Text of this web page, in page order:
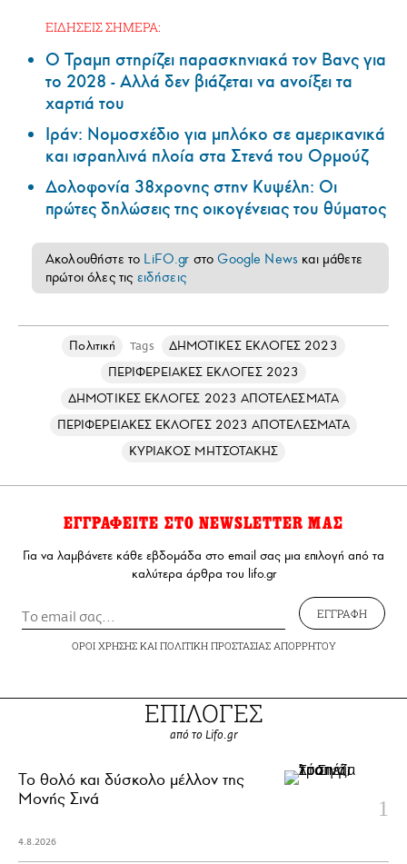
ΕΙΔΗΣΕΙΣ ΣΗΜΕΡΑ:
Ο Τραμπ στηρίζει παρασκηνιακά τον Βανς για
το 2028 - Αλλά δεν βιάζεται να ανοίξει τα
χαρτιά του
Ιράν: Νομοσχέδιο για μπλόκο σε αμερικανικά
και ισραηλινά πλοία στα Στενά του Ορμούζ
Δολοφονία 38χρονης στην Κυψέλη: Οι
πρώτες δηλώσεις της οικογένειας του θύματος
Ακολουθήστε το LiFO.gr στοGoogle News και μάθετε
πρώτοι όλες τις ειδήσεις
Πολιτική Tags
ΔΗΜΟΤΙΚΕΣ ΕΚΛΟΓΕΣ 2023
ΠΕΡΙΦΕΡΕΙΑΚΕΣ ΕΚΛΟΓΕΣ 2023
ΔΗΜΟΤΙΚΕΣ ΕΚΛΟΓΕΣ 2023 ΑΠΟΤΕΛΕΣΜΑΤΑ
ΠΕΡΙΦΕΡΕΙΑΚΕΣ ΕΚΛΟΓΕΣ 2023 ΑΠΟΤΕΛΕΣΜΑΤΑ
ΚΥΡΙΑΚΟΣ ΜΗΤΣΟΤΑΚΗΣ
ΕΓΓΡΑΦΕΙΤΕ ΣΤΟ NEWSLETTER ΜΑΣ
Για να λαμβάνετε κάθε εβδομάδα στο email σας μια επιλογή από τα
καλύτερα άρθρα του lifo.gr
ΕΓΓΡΑΦΗ
ΟΡΟΙ ΧΡΗΣΗΣΚΑΙ ΠΟΛΙΤΙΚΗ ΠΡΟΣΤΑΣΙΑΣ ΑΠΟΡΡΗΤΟΥ
ΕΠΙΛΟΓΕΣ
από το Lifo.gr
Το θολό και δύσκολο μέλλον της
Μονής Σινά
4.8.2026